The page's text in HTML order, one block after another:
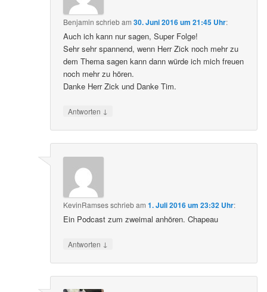
Benjamin schriebam30. Juni 2016 um 21:45 Uhr:
Auch ich kann nur sagen, Super Folge!
Sehr sehr spannend, wenn Herr Zick noch mehr zu
dem Thema sagen kann dann würde ich mich freuen
noch mehr zu hören.
Danke Herr Zick und Danke Tim.
Antworten ↓
KevinRamsesschriebam1. Juli 2016 um 23:32 Uhr:
Ein Podcast zum zweimal anhören. Chapeau
Antworten ↓